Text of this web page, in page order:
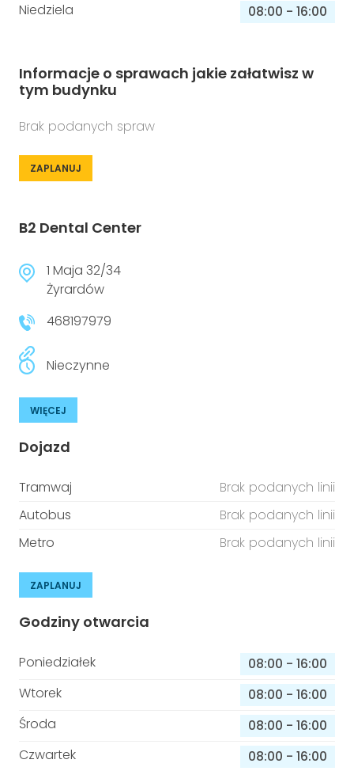
Niedziela
08:00 - 16:00
Informacje o sprawach jakie załatwisz w
tym budynku
Brak podanych spraw
ZAPLANUJ
B2 Dental Center
1 Maja 32/34
Żyrardów
468197979
Nieczynne
WIĘCEJ
Dojazd
Tramwaj
Brak podanych linii
Autobus
Brak podanych linii
Metro
Brak podanych linii
ZAPLANUJ
Godziny otwarcia
Poniedziałek 08:00 - 16:00
Wtorek
08:00 - 16:00
Środa
08:00 - 16:00
Czwartek
08:00 - 16:00